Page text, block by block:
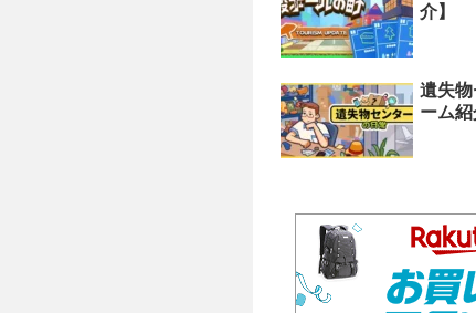
介】
遺失
ーム紹